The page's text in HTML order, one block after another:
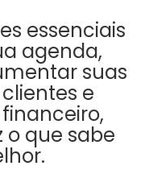
essenciais
agenda,
suas
e
que sabe